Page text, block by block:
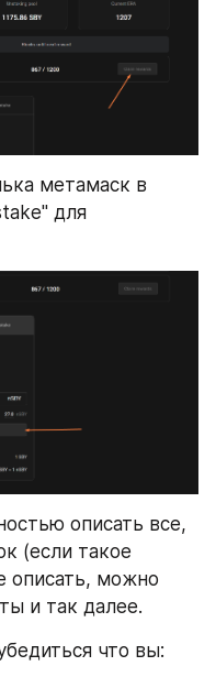
для
описать все,
(если такое
описать, можно
и так далее.
что вы: